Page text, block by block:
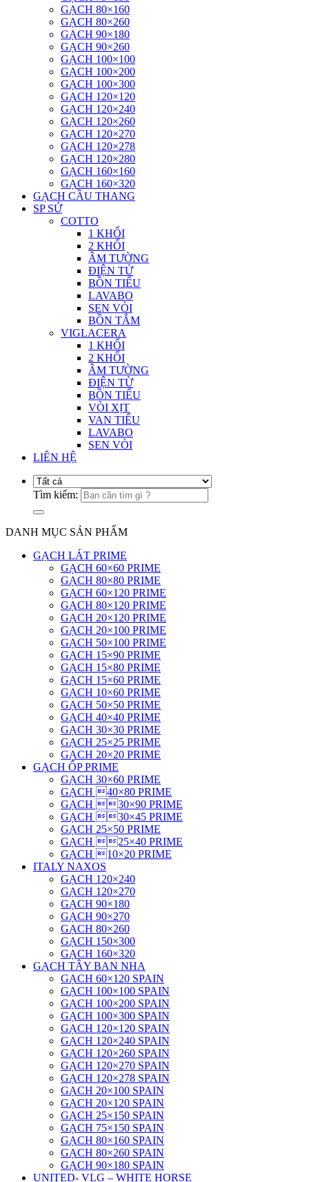
GẠCH 80×160
GẠCH 80×260
GẠCH 90×180
GẠCH 90×260
GẠCH 100×100
GẠCH 100×200
GẠCH 100×300
GẠCH 120×120
GẠCH 120×240
GẠCH 120×260
GẠCH 120×270
GẠCH 120×278
GẠCH 120×280
GẠCH 160×160
GẠCH 160×320
GẠCH CẦU THANG
SP SỨ
COTTO
1 KHỐI
2 KHỐI
ÂM TƯỜNG
ĐIỆN TỬ
BỒN TIỂU
LAVABO
SEN VÒI
BỒN TẮM
VIGLACERA
1 KHỐI
2 KHỐI
ÂM TƯỜNG
ĐIỆN TỪ
BỒN TIỂU
VÒI XỊT
VAN TIỂU
LAVABO
SEN VÒI
LIÊN HỆ
Tìm kiếm:
DANH MỤC SẢN PHẨM
GẠCH LÁT PRIME
GẠCH 60×60 PRIME
GẠCH 80×80 PRIME
GẠCH 60×120 PRIME
GẠCH 80×120 PRIME
GẠCH 20×120 PRIME
GẠCH 20×100 PRIME
GẠCH 50×100 PRIME
GẠCH 15×90 PRIME
GẠCH 15×80 PRIME
GẠCH 15×60 PRIME
GẠCH 10×60 PRIME
GẠCH 50×50 PRIME
GẠCH 40×40 PRIME
GẠCH 30×30 PRIME
GẠCH 25×25 PRIME
GẠCH 20×20 PRIME
GẠCH ỐP PRIME
GẠCH 30×60 PRIME
GẠCH 40×80 PRIME
GẠCH 30×90 PRIME
GẠCH 30×45 PRIME
GẠCH 25×50 PRIME
GẠCH 25×40 PRIME
GẠCH 10×20 PRIME
ITALY NAXOS
GẠCH 120×240
GẠCH 120×270
GẠCH 90×180
GẠCH 90×270
GẠCH 80×260
GẠCH 150×300
GẠCH 160×320
GẠCH TÂY BAN NHA
GẠCH 60×120 SPAIN
GẠCH 100×100 SPAIN
GẠCH 100×200 SPAIN
GẠCH 100×300 SPAIN
GẠCH 120×120 SPAIN
GẠCH 120×240 SPAIN
GẠCH 120×260 SPAIN
GẠCH 120×270 SPAIN
GẠCH 120×278 SPAIN
GẠCH 20×100 SPAIN
GẠCH 20×120 SPAIN
GẠCH 25×150 SPAIN
GẠCH 75×150 SPAIN
GẠCH 80×160 SPAIN
GẠCH 80×260 SPAIN
GẠCH 90×180 SPAIN
UNITED- VLG – WHITE HORSE